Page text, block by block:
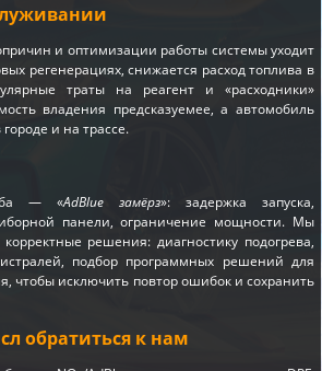
и оптимизации работы системы уходит
регенерациях, снижается расход топлива в
траты на реагент и «расходники»
владения предсказуемее, а автомобиль
и на трассе.
— «AdBlue замёрз»: задержка запуска,
панели, ограничение мощности. Мы
решения: диагностику подогрева,
подбор программных решений для
чтобы исключить повтор ошибок и сохранить
обратиться к нам